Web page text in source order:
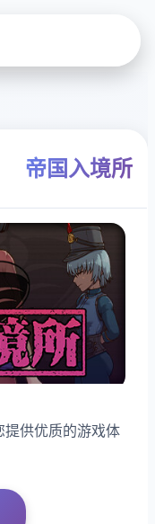
帝国入境所
提供优质的游戏体